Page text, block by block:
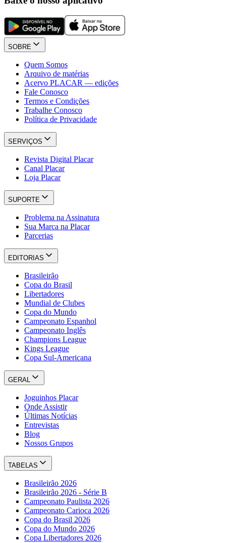
SOBRE
Quem Somos
Arquivo de matérias
Acervo PLACAR — edições
Fale Conosco
Termos e Condições
Trabalhe Conosco
Política de Privacidade
SERVIÇOS
Revista Digital Placar
Canal Placar
Loja Placar
SUPORTE
Problema na Assinatura
Sua Marca na Placar
Parcerias
EDITORIAS
Brasileirão
Copa do Brasil
Libertadores
Mundial de Clubes
Copa do Mundo
Campeonato Espanhol
Campeonato Inglês
Champions League
Kings League
Copa Sul-Americana
GERAL
Joguinhos Placar
Onde Assistir
Últimas Notícias
Entrevistas
Blog
Nossos Grupos
TABELAS
Brasileirão 2026
Brasileirão 2026 - Série B
Campeonato Paulista 2026
Campeonato Carioca 2026
Copa do Brasil 2026
Copa do Mundo 2026
Copa Libertadores 2026